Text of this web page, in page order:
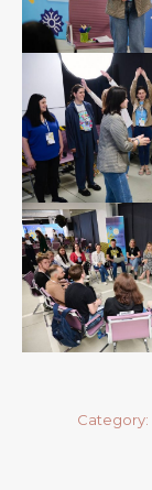
Category: